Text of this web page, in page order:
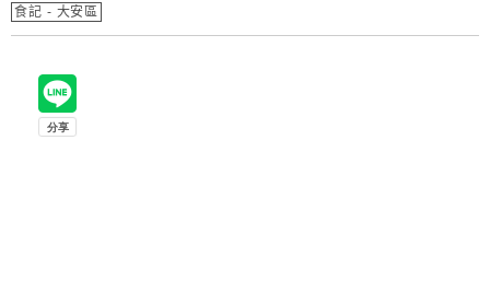
食記 - 大安區